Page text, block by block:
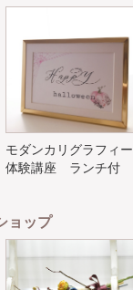
モダンカリグラフィー
体験講座 ランチ付
ョップ